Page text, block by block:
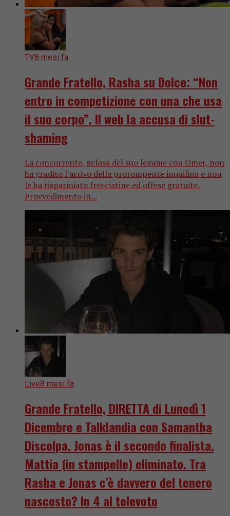
TV8 mesi fa
Grande Fratello, Rasha su Dolce: “Non
entro in competizione con una che usa
il suo corpo”. Il web la accusa di slut-
shaming
La concorrente, gelosa del suo legame con Omer, non
ha gradito l'arrivo della prorompente inquilina e non
le ha risparmiato frecciatine ed offese gratuite.
Provvedimento in...
Live8 mesi fa
Grande Fratello, DIRETTA di Lunedì 1
Dicembre e Talklandia con Samantha
Discolpa. Jonas è il secondo finalista.
Mattia (in stampelle) eliminato. Tra
Rasha e Jonas c’è davvero del tenero
nascosto? In 4 al televoto